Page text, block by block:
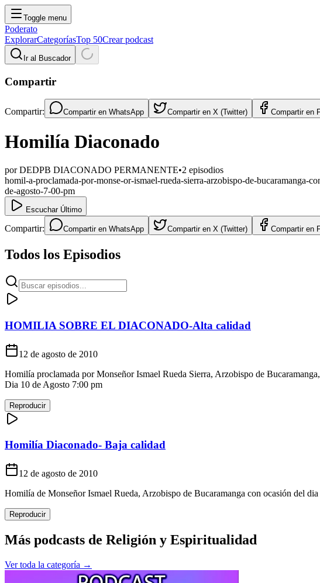
Toggle menu
Poderato
ExplorarCategoríasTop 50Crear podcast
Ir al Buscador
Compartir
Compartir: Compartir en WhatsApp Compartir en X (Twitter) Compartir en
Homilía Diaconado
porDEDPB DIACONADO PERMANENTE•2 episodios
homil-a-proclamada-por-monse-or-ismael-rueda-sierra-arzobispo-de-
de-agosto-7-00-pm
Escuchar Último
Compartir: Compartir en WhatsApp Compartir en X (Twitter) Compartir en
Todos los Episodios
HOMILIA SOBRE EL DIACONADO-Alta calidad
12 de agosto de 2010
Homilía proclamada por Monseñor Ismael Rueda Sierra, Arzobispo de
Dia 10 de Agosto 7:00 pm
Reproducir
Homilía Diaconado- Baja calidad
12 de agosto de 2010
Homilía de Monseñor Ismael Rueda, Arzobispo de Bucaramanga con ocasión del
Reproducir
Más podcasts de Religión y Espiritualidad
Ver toda la categoría →